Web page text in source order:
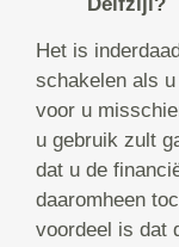
Het is
schakelen als
voor u
u gebruik zult
dat u de
daaromheen
voordeel is dat